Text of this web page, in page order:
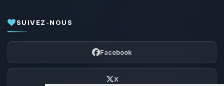
SUIVEZ-NOUS
Facebook
X